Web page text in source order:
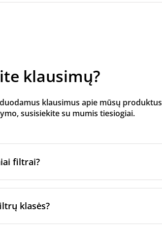
klausimų?
klausimus apie mūsų produktus
susisiekite su mumis tiesiogiai.
filtrai?
partnerius. Jie laikosi konkrečių
klasės?